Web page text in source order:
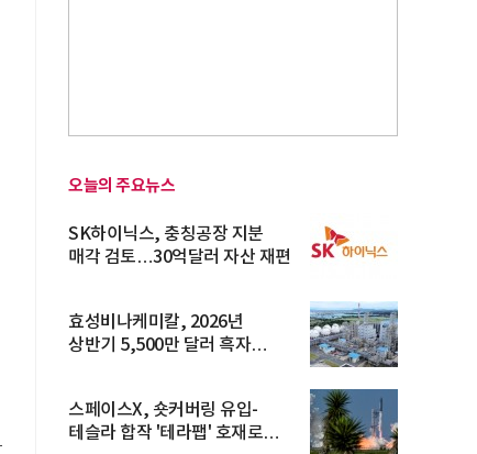
오늘의 주요뉴스
SK하이닉스, 충칭공장 지분
매각 검토…30억달러 자산 재편
효성비나케미칼, 2026년
상반기 5,500만 달러 흑자
스페이스X, 숏커버링 유입-
테슬라 합작 '테라팹' 호재로